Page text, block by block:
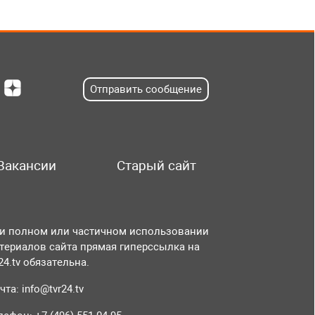
Отправить сообщение
Старый сайт
полном или частичном использовании
сайта прямая гиперссылка на
обязательна.
info@tvr24.tv